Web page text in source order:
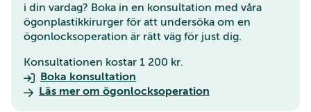
i din vardag? Boka in en konsultation med våra
ögonplastikkirurger för att undersöka om en
ögonlocksoperation är rätt väg för just dig.
Konsultationen kostar 1 200 kr.
Boka konsultation
Läs mer om ögonlocksoperation